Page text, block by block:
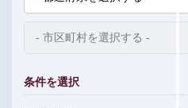
条件を選択